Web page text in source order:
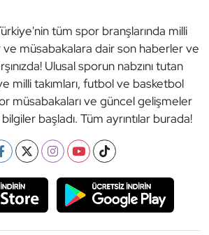
tüm spor branşlarında milli
ve müsabakalara dair son haberler ve
Ulusal sporun nabzını tutan
milli takımları, futbol ve basketbol
müsabakaları ve güncel gelişmeler
başladı. Tüm ayrıntılar burada!